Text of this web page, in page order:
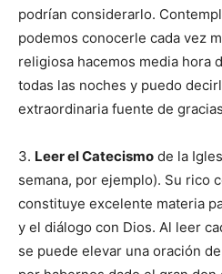
podrían considerarlo.
podemos conocerle cada vez
religiosa hacemos media hora
todas las noches y puedo
extraordinaria fuente de
3. Leer el Catecismo de la
semana, por ejemplo). Su rico
constituye excelente materia
y el diálogo con Dios. Al leer
se puede elevar una oración